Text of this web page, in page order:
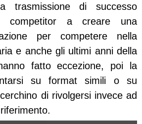
trasmissione di successo
competitor a creare una
per competere nella
e anche gli ultimi anni della
fatto eccezione, poi la
su format simili o su
di rivolgersi invece ad